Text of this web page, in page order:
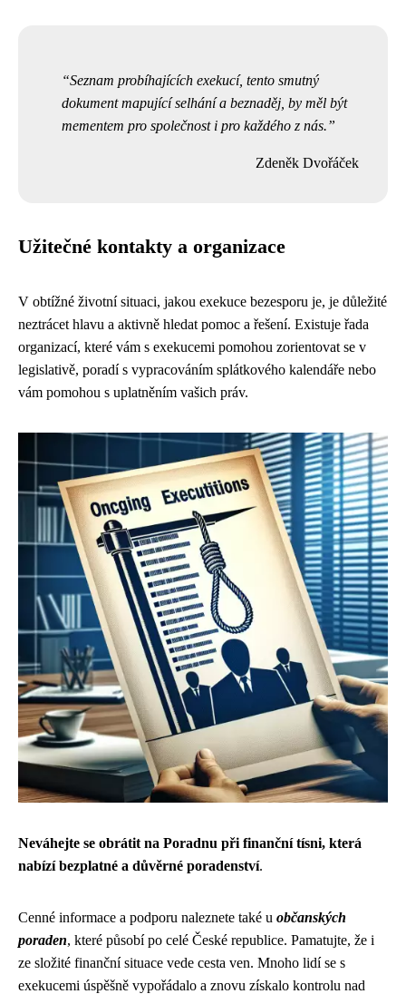
Seznam probíhajících exekucí, tento smutný
dokument mapující selhání a beznaděj, by měl být
mementem pro společnost i pro každého z nás.
Zdeněk Dvořáček
Užitečné kontakty a organizace
V obtížné životní situaci, jakou exekuce bezesporu je, je důležité
neztrácet hlavu a aktivně hledat pomoc a řešení. Existuje řada
organizací, které vám s exekucemi pomohou zorientovat se v
legislativě, poradí s vypracováním splátkového kalendáře nebo
vám pomohou s uplatněním vašich práv.
Neváhejte se obrátit na Poradnu při finanční tísni, která
nabízí bezplatné a důvěrné poradenství.
Cenné informace a podporu naleznete také u občanských
poraden, které působí po celé České republice. Pamatujte, že i
ze složité finanční situace vede cesta ven. Mnoho lidí se s
exekucemi úspěšně vypořádalo a znovu získalo kontrolu nad